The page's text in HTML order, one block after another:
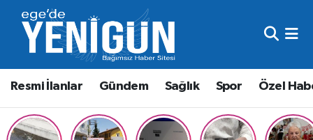
Resmi İlanlar Gündem Sağlık Spor Özel
Resmi İlanlar
Gündem
Sağlık
Beyoğlu Nöbetçi Eczaneler
Beyoğlu Hava Durumu
Beyoğlu Trafik Yoğunluk Haritası